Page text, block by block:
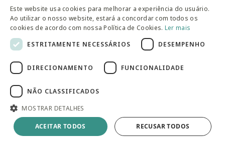
Adicionar à sacola
@westwingbr
Somos uma empresa certificada
© 2025 Westwing Comércio Varejista S.A WESTWING
Av. Queiroz Filho, 1700 - Torre A 5° andar - Vila Hamburguesa -
São Paulo
Este website usa cookies para melhorar a experiência do usuário.
Ao utilizar o nosso website, estará a concordar com todos os
cookies de acordo com nossa Política de Cookies. Ler mais
ESTRITAMENTE NECESSÁRIOS
DESEMPENHO
DIRECIONAMENTO FUNCIONALIDADE
NÃO CLASSIFICADOS
MOSTRAR DETALHES
ACEITAR TODOS RECUSAR TODOS